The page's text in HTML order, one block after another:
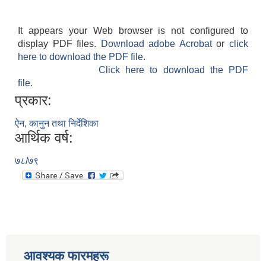
It appears your Web browser is not configured to
display PDF files.
Download adobe Acrobatorclick
here to download the PDF file.
Click here to download the PDF
file.
प्रकार:
ऐन, कानुन तथा निर्देशिका
आर्थिक वर्ष:
७८/७९
आवश्यक फारमहरू